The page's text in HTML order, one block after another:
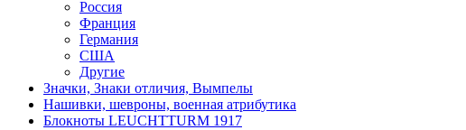
Россия
Франция
Германия
США
Другие
Значки, Знаки отличия, Вымпелы
Нашивки, шевроны, военная атрибутика
Блокноты LEUCHTTURM 1917